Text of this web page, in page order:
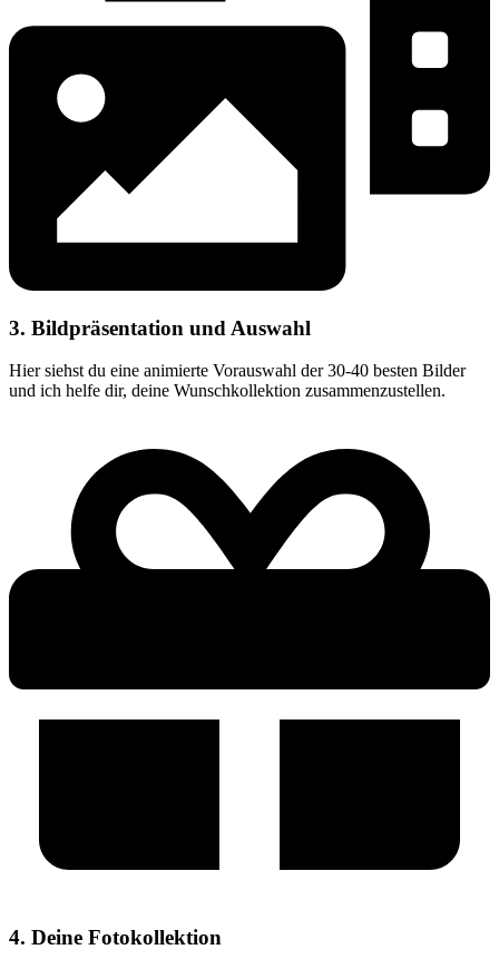
3. Bildpräsentation und Auswahl
Hier siehst du eine animierte Vorauswahl der 30-40 besten Bilder
und ich helfe dir, deine Wunschkollektion zusammenzustellen.
4. Deine Fotokollektion